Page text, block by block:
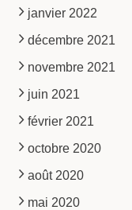
janvier 2022
décembre 2021
novembre 2021
juin 2021
février 2021
octobre 2020
août 2020
mai 2020